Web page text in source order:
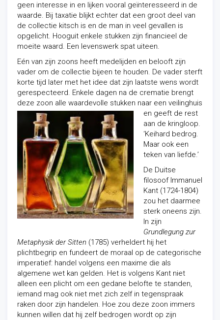
geen interesse in en lijken vooral geïnteresseerd in de
waarde. Bij taxatie blijkt echter dat een groot deel van
de collectie kitsch is en de man in veel gevallen is
opgelicht. Hooguit enkele stukken zijn financieel de
moeite waard. Een levenswerk spat uiteen.
Eén van zijn zoons heeft medelijden en belooft zijn
vader om de collectie bijeen te houden. De vader sterft
korte tijd later met het idee dat zijn laatste wens wordt
gerespecteerd. Enkele dagen na de crematie brengt
deze zoon alle waardevolle stukken naar een veilinghuis
en geeft de rest
aan de kringloop.
‘Keihard bedrog.
Maar ook een
teken van liefde.’
De Duitse
filosoof Immanuel
Kant (1724-1804)
zou het daarmee
sterk oneens zijn.
In zijn
Grundlegung zur
Metaphysik der Sitten (1785) verheldert hij het
plichtbegrip en fundeert de moraal op de categorische
imperatief: handel volgens een maxime die als
algemene wet kan gelden. Het is volgens Kant niet
alleen een plicht om een gedane belofte te standen,
iemand mag ook niet met zich zelf in tegenspraak
raken door zijn handelen. Hoe zou deze zoon immers
kunnen willen dat hij zelf bedrogen wordt op zijn